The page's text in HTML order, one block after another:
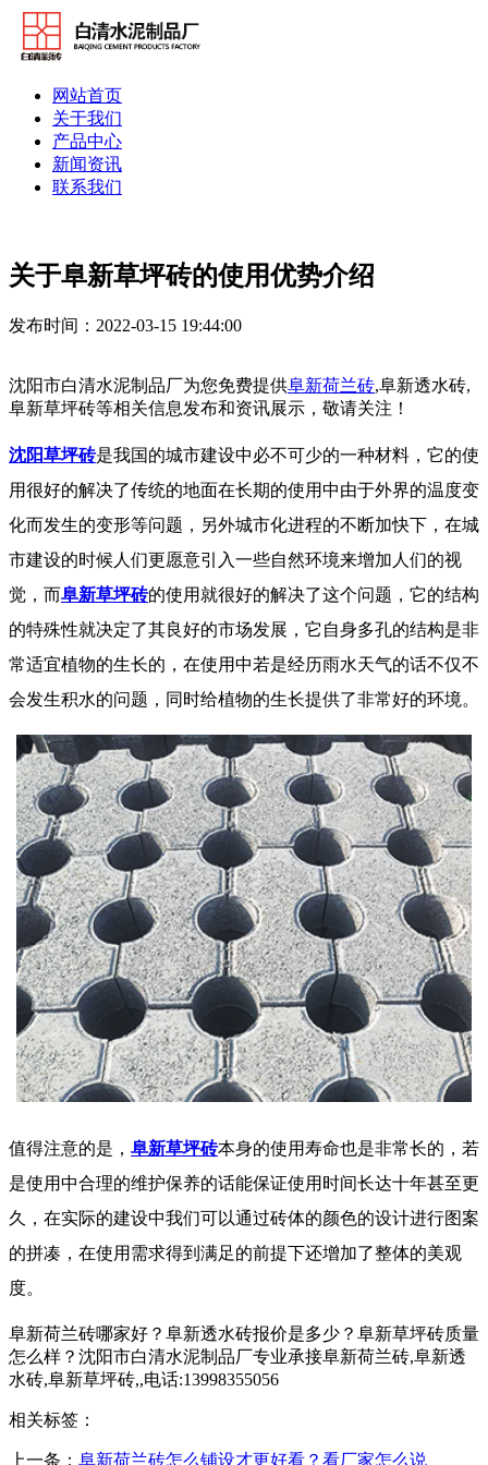
网站首页
关于我们
产品中心
新闻资讯
联系我们
关于阜新草坪砖的使用优势介绍
发布时间：2022-03-15 19:44:00
沈阳市白清水泥制品厂为您免费提供阜新荷兰砖,阜新透水砖,
阜新草坪砖等相关信息发布和资讯展示，敬请关注！
沈阳草坪砖是我国的城市建设中必不可少的一种材料，它的使
用很好的解决了传统的地面在长期的使用中由于外界的温度变
化而发生的变形等问题，另外城市化进程的不断加快下，在城
市建设的时候人们更愿意引入一些自然环境来增加人们的视
觉，而阜新草坪砖的使用就很好的解决了这个问题，它的结构
的特殊性就决定了其良好的市场发展，它自身多孔的结构是非
常适宜植物的生长的，在使用中若是经历雨水天气的话不仅不
会发生积水的问题，同时给植物的生长提供了非常好的环境。
值得注意的是， 阜新草坪砖本身的使用寿命也是非常长的，若
是使用中合理的维护保养的话能保证使用时间长达十年甚至更
久，在实际的建设中我们可以通过砖体的颜色的设计进行图案
的拼凑，在使用需求得到满足的前提下还增加了整体的美观
度。
阜新荷兰砖哪家好？阜新透水砖报价是多少？阜新草坪砖质量
怎么样？沈阳市白清水泥制品厂专业承接阜新荷兰砖,阜新透
水砖,阜新草坪砖,,电话:13998355056
相关标签：
上一条： 阜新荷兰砖怎么铺设才更好看？看厂家怎么说